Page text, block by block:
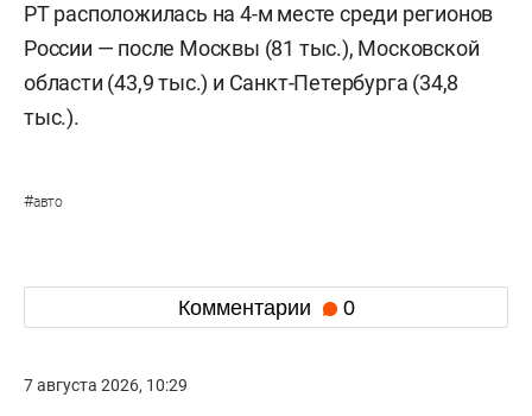
РТ расположилась на 4-м месте среди регионов
России — после Москвы (81 тыс.), Московской
области (43,9 тыс.) и Санкт-Петербурга (34,8
тыс.).
#авто
Комментарии 0
7 августа 2026, 10:29